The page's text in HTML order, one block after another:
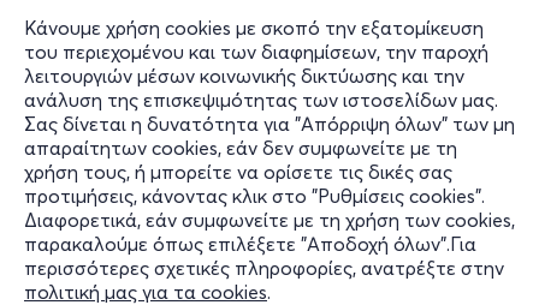
Κάνουμε χρήση cookies με σκοπό την εξατομίκευση
του περιεχομένου και των διαφημίσεων, την παροχή
λειτουργιών μέσων κοινωνικής δικτύωσης και την
ανάλυση της επισκεψιμότητας των ιστοσελίδων μας.
Σας δίνεται η δυνατότητα για "Απόρριψη όλων" των μη
απαραίτητων cookies, εάν δεν συμφωνείτε με τη
χρήση τους, ή μπορείτε να ορίσετε τις δικές σας
προτιμήσεις, κάνοντας κλικ στο "Ρυθμίσεις cookies".
Διαφορετικά, εάν συμφωνείτε με τη χρήση των cookies,
παρακαλούμε όπως επιλέξετε "Αποδοχή όλων".Για
περισσότερες σχετικές πληροφορίες, ανατρέξτε στην
πολιτική μας για τα cookies.